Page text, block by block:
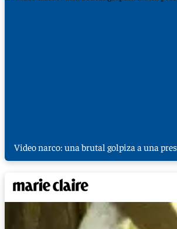
Video narco: una brutal golpiza a una